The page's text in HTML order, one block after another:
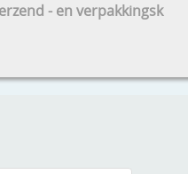
- en verpakkingsk